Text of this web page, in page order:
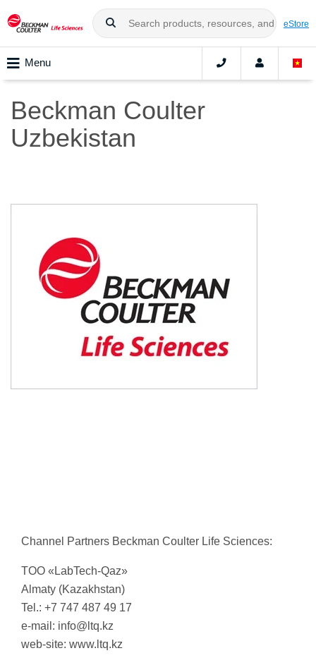
eStore
Menu
Beckman Coulter
Uzbekistan
Channel Partners Beckman Coulter Life Sciences:
TОО «LabTech-Qaz»
Almaty (Kazakhstan)
Tel.: +7 747 487 49 17
e-mail: info@ltq.kz
web-site: www.ltq.kz